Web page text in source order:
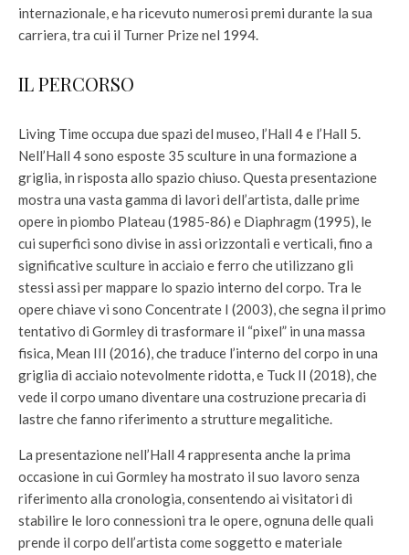
internazionale, e ha ricevuto numerosi premi durante la sua
carriera, tra cui il Turner Prize nel 1994.
IL PERCORSO
Living Time occupa due spazi del museo, l’Hall 4 e l’Hall 5.
Nell’Hall 4 sono esposte 35 sculture in una formazione a
griglia, in risposta allo spazio chiuso. Questa presentazione
mostra una vasta gamma di lavori dell’artista, dalle prime
opere in piombo Plateau (1985-86) e Diaphragm (1995), le
cui superfici sono divise in assi orizzontali e verticali, fino a
significative sculture in acciaio e ferro che utilizzano gli
stessi assi per mappare lo spazio interno del corpo. Tra le
opere chiave vi sono Concentrate I (2003), che segna il primo
tentativo di Gormley di trasformare il “pixel” in una massa
fisica, Mean III (2016), che traduce l’interno del corpo in una
griglia di acciaio notevolmente ridotta, e Tuck II (2018), che
vede il corpo umano diventare una costruzione precaria di
lastre che fanno riferimento a strutture megalitiche.
La presentazione nell’Hall 4 rappresenta anche la prima
occasione in cui Gormley ha mostrato il suo lavoro senza
riferimento alla cronologia, consentendo ai visitatori di
stabilire le loro connessioni tra le opere, ognuna delle quali
prende il corpo dell’artista come soggetto e materiale